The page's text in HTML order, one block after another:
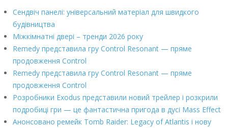
Сендвіч панелі: універсальний матеріал для швидкого
будівництва
Міжкімнатні двері – тренди 2026 року
Remedy представила гру Control Resonant — пряме
продовження Control
Remedy представила гру Control Resonant — пряме
продовження Control
Розробники Exodus представили новий трейлер і розкрили
подробиці гри — це фантастична пригода в дусі Mass Effect
Анонсовано ремейк Tomb Raider: Legacy of Atlantis і нову